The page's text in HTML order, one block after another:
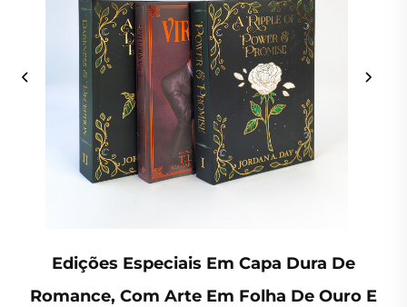
Edições Especiais Em Capa Dura De
Romance, Com Arte Em Folha De Ouro E